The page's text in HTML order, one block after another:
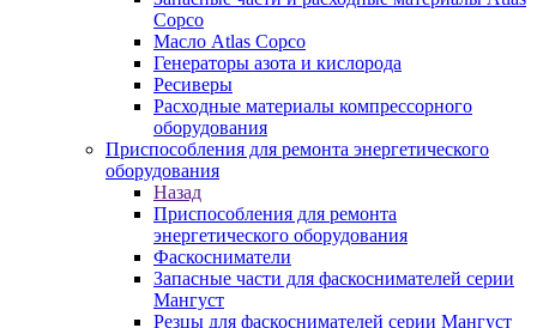
Copco
Масло Atlas Copco
Генераторы азота и кислорода
Ресиверы
Расходные материалы компрессорного
оборудования
Приспособления для ремонта энергетического
оборудования
Назад
Приспособления для ремонта
энергетического оборудования
Фаскосниматели
Запасные части для фаскоснимателей серии
Мангуст
Резцы для фаскоснимателей серии Мангуст